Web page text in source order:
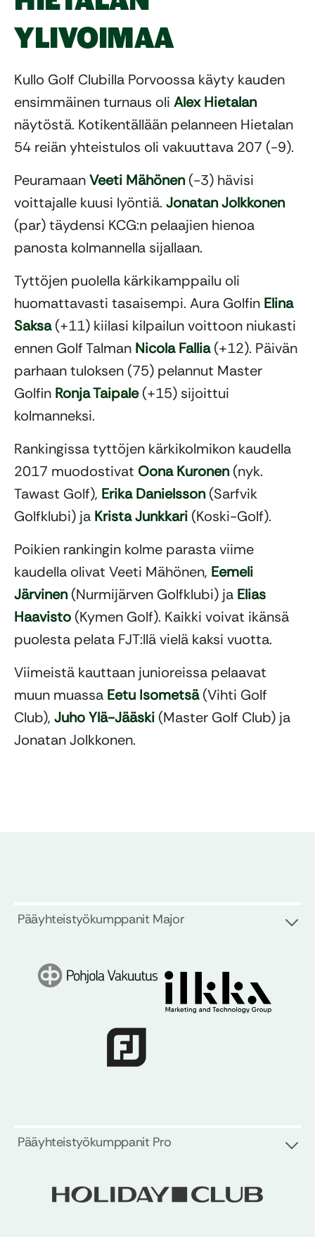
YLIVOIMAA
Kullo Golf Clubilla Porvoossa käyty kauden
ensimmäinen turnaus oli Alex Hietalan
näytöstä. Kotikentällään pelanneen Hietalan
54 reiän yhteistulos oli vakuuttava 207 (-9).
PeuramaanVeeti Mähönen(-3) hävisi
voittajalle kuusi lyöntiä. Jonatan Jolkkonen
(par) täydensi KCG:n pelaajien hienoa
panosta kolmannella sijallaan.
Tyttöjen puolella kärkikamppailu oli
huomattavasti tasaisempi. Aura Golfin Elina
Saksa(+11) kiilasi kilpailun voittoon niukasti
ennen Golf Talman Nicola Fallia(+12). Päivän
parhaan tuloksen (75) pelannut Master
Golfin Ronja Taipale(+15) sijoittui
kolmanneksi.
Rankingissa tyttöjen kärkikolmikon kaudella
2017 muodostivat Oona Kuronen(nyk.
Tawast Golf), Erika Danielsson(Sarfvik
Golfklubi) ja Krista Junkkari (Koski-Golf).
Poikien rankingin kolme parasta viime
kaudella olivat Veeti Mähönen, Eemeli
Järvinen(Nurmijärven Golfklubi) ja Elias
Haavisto (Kymen Golf). Kaikki voivat ikänsä
puolesta pelata FJT:llä vielä kaksi vuotta.
Viimeistä kauttaan junioreissa pelaavat
muun muassa Eetu Isometsä(Vihti Golf
Club), Juho Ylä-Jääski (Master Golf Club) ja
Jonatan Jolkkonen.
Pääyhteistyökumppanit Major
Pääyhteistyökumppanit Pro